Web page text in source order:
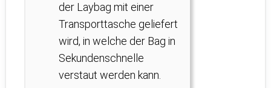
der Laybag mit einer
Transporttasche geliefert
wird, in welche der Bag in
Sekundenschnelle
verstaut werden kann.